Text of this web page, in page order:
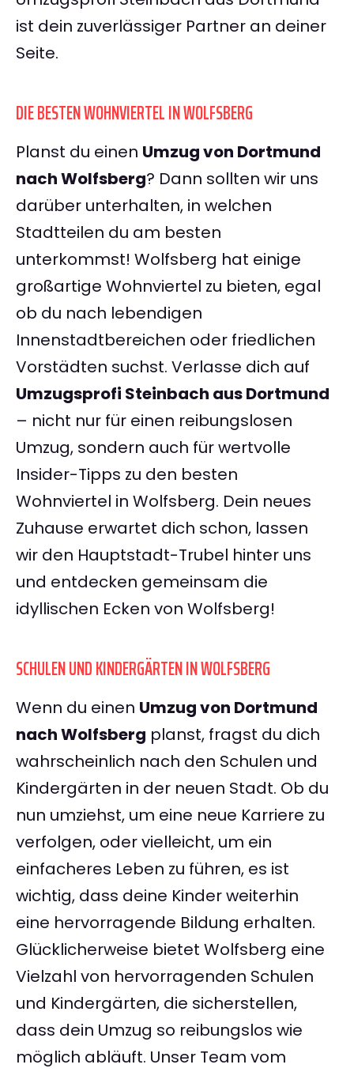
ist dein zuverlässiger Partner an deiner
Seite.
DIE BESTEN WOHNVIERTEL IN WOLFSBERG
Planst du einen Umzug von Dortmund
nach Wolfsberg? Dann sollten wir uns
darüber unterhalten, in welchen
Stadtteilen du am besten
unterkommst! Wolfsberg hat einige
großartige Wohnviertel zu bieten, egal
ob du nach lebendigen
Innenstadtbereichen oder friedlichen
Vorstädten suchst. Verlasse dich auf
Umzugsprofi Steinbach aus Dortmund
– nicht nur für einen reibungslosen
Umzug, sondern auch für wertvolle
Insider-Tipps zu den besten
Wohnviertel in Wolfsberg. Dein neues
Zuhause erwartet dich schon, lassen
wir den Hauptstadt-Trubel hinter uns
und entdecken gemeinsam die
idyllischen Ecken von Wolfsberg!
SCHULEN UND KINDERGÄRTEN IN WOLFSBERG
Wenn du einen Umzug von Dortmund
nach Wolfsberg planst, fragst du dich
wahrscheinlich nach den Schulen und
Kindergärten in der neuen Stadt. Ob du
nun umziehst, um eine neue Karriere zu
verfolgen, oder vielleicht, um ein
einfacheres Leben zu führen, es ist
wichtig, dass deine Kinder weiterhin
eine hervorragende Bildung erhalten.
Glücklicherweise bietet Wolfsberg eine
Vielzahl von hervorragenden Schulen
und Kindergärten, die sicherstellen,
dass dein Umzug so reibungslos wie
möglich abläuft. Unser Team vom